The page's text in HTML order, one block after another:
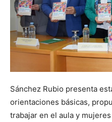
Sánchez Rubio presenta
orientaciones básicas,
trabajar en el aula y